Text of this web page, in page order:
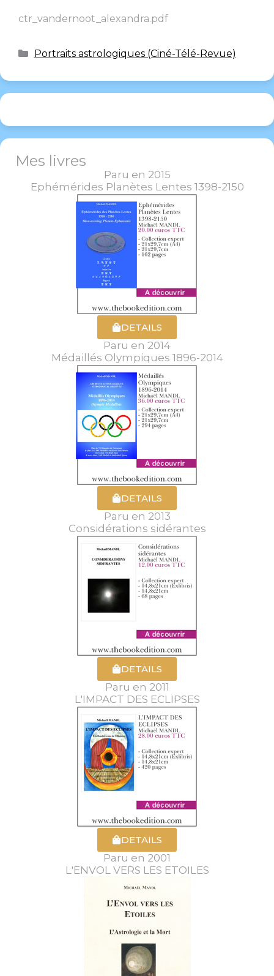
ctr_vandernoot_alexandra.pdf
Portraits astrologiques (Ciné-Télé-Revue)
Mes livres
Paru en 2015
Ephémérides Planètes Lentes 1398-2150
DETAILS
Paru en 2014
Médaillés Olympiques 1896-2014
DETAILS
Paru en 2013
Considérations sidérantes
DETAILS
Paru en 2011
L'IMPACT DES ECLIPSES
DETAILS
Paru en 2001
L'ENVOL VERS LES ETOILES